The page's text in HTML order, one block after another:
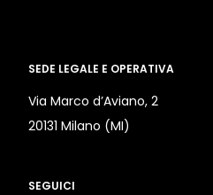
SEDE LEGALE E OPERATIVA
Via Marco d’Aviano, 2
20131 Milano (MI)
SEGUICI